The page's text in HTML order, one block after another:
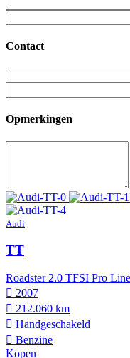
Contact
Opmerkingen
Audi
TT
Roadster 2.0 TFSI Pro Line
2007
212.060 km
Hand­geschakeld
Benzine
Kopen